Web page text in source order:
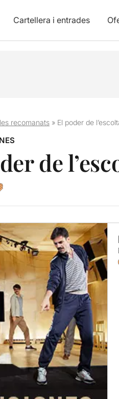
Cartellera i entrades
recomanats» El poder de
de